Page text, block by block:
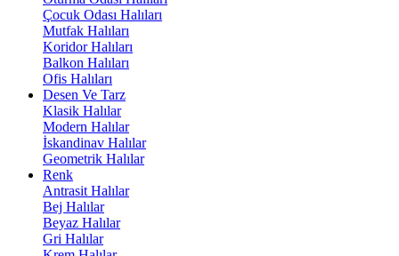
Çocuk Odası Halıları
Mutfak Halıları
Koridor Halıları
Balkon Halıları
Ofis Halıları
Desen Ve Tarz
Klasik Halılar
Modern Halılar
İskandinav Halılar
Geometrik Halılar
Renk
Antrasit Halılar
Bej Halılar
Beyaz Halılar
Gri Halılar